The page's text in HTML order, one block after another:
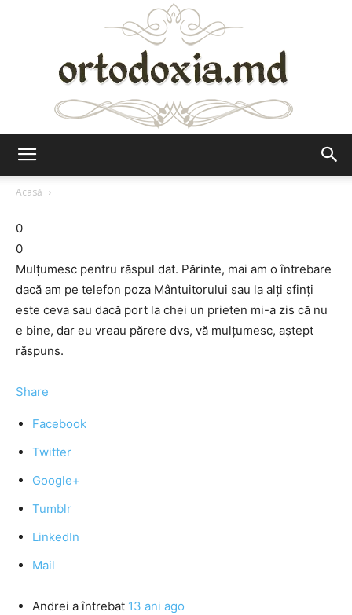
Acasă
0
0
Mulţumesc pentru răspul dat. Părinte, mai am o întrebare
dacă am pe telefon poza Mântuitorului sau la alţi sfinţi
este ceva sau dacă port la chei un prieten mi-a zis că nu
e bine, dar eu vreau părere dvs, vă mulţumesc, aştept
răspuns.
Share
Facebook
Twitter
Google+
Tumblr
LinkedIn
Mail
Andrei a întrebat 13 ani ago